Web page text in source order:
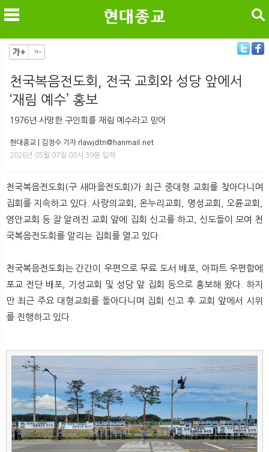
메
뉴 색
검색
천국복음전도회, 전국 교회와 성당 앞에서
‘재림 예수’ 홍보
1976년 사망한 구인회를 재림 예수라고 믿어
현대종교 | 김정수 기자 rlawjdtn@hanmail.net
2026년 05월 07일 08시 39분 입력
천국복음전도회(구 새마을전도회)가 최근 중대형 교회를 찾아다니며
집회를 지속하고 있다. 사랑의교회, 온누리교회, 명성교회, 오륜교회,
영안교회 등 잘 알려진 교회 앞에 집회 신고를 하고, 신도들이 모여 천
국복음전도회를 알리는 집회를 열고 있다.
천국복음전도회는 간간이 우편으로 무료 도서 배포, 아파트 우편함에
포교 전단 배포, 기성교회 및 성당 앞 집회 등으로 홍보해 왔다. 하지
만 최근 주요 대형교회를 돌아다니며 집회 신고 후 교회 앞에서 시위
를 진행하고 있다.